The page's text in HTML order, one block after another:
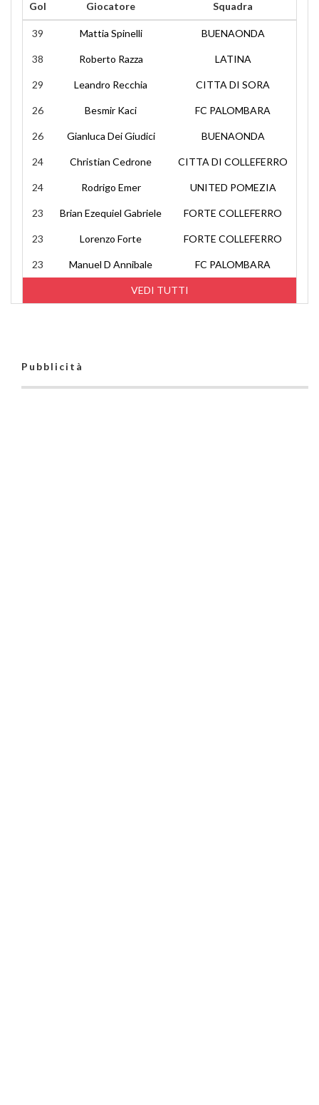
Gol Giocatore Squadra
VEDI TUTTI
39 Mattia Spinelli BUENAONDA
38 Roberto Razza LATINA
29 Leandro Recchia CITTA DI SORA
26 Besmir Kaci FC PALOMBARA
26 Gianluca Dei Giudici BUENAONDA
24 Christian Cedrone CITTA DI COLLEFERRO
24 Rodrigo Emer UNITED POMEZIA
23 Brian Ezequiel Gabriele FORTE COLLEFERRO
23 Lorenzo Forte FORTE COLLEFERRO
23 Manuel D Annibale FC PALOMBARA
Pubblicità